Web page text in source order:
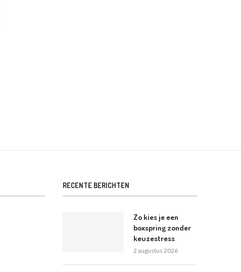
RECENTE BERICHTEN
Zo kies je een
boxspring zonder
keuzestress
2 augustus 2026